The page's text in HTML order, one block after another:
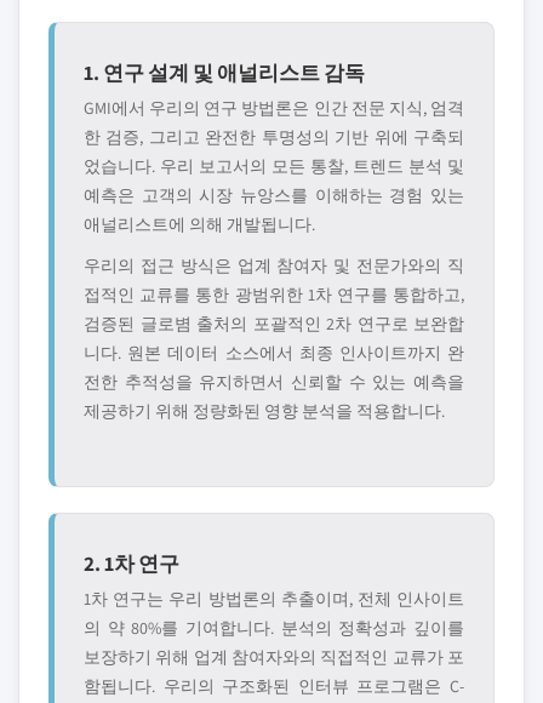
1. 연구 설계 및 애널리스트 감독
GMI에서 우리의 연구 방법론은 인간 전문 지식, 엄격
한 검증, 그리고 완전한 투명성의 기반 위에 구축되
었습니다. 우리 보고서의 모든 통찰, 트렌드 분석 및
예측은 고객의 시장 뉴앙스를 이해하는 경험 있는
애널리스트에 의해 개발됩니다.
우리의 접근 방식은 업계 참여자 및 전문가와의 직
접적인 교류를 통한 광범위한 1차 연구를 통합하고,
검증된 글로볌 출처의 포괄적인 2차 연구로 보완합
니다. 원본 데이터 소스에서 최종 인사이트까지 완
전한 추적성을 유지하면서 신뢰할 수 있는 예측을
제공하기 위해 정량화된 영향 분석을 적용합니다.
2. 1차 연구
1차 연구는 우리 방법론의 추출이며, 전체 인사이트
의 약 80%를 기여합니다. 분석의 정확성과 깊이를
보장하기 위해 업계 참여자와의 직접적인 교류가 포
함됩니다. 우리의 구조화된 인터뷰 프로그램은 C-